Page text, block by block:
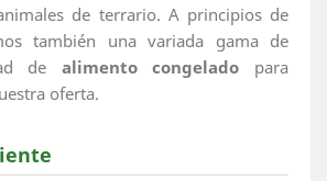
de terrario. A principios de
también una variada gama de
de alimento congelado para
oferta.